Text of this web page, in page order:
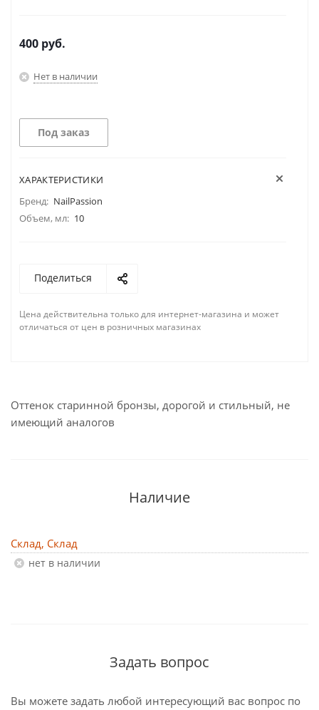
400 руб.
Нет в наличии
Под заказ
ХАРАКТЕРИСТИКИ
Бренд: NailPassion
Объем, мл: 10
Поделиться
Цена действительна только для интернет-магазина и может
отличаться от цен в розничных магазинах
Оттенок старинной бронзы, дорогой и стильный, не
имеющий аналогов
Наличие
Склад, Склад
Нет в наличии
Задать вопрос
Вы можете задать любой интересующий вас вопрос по